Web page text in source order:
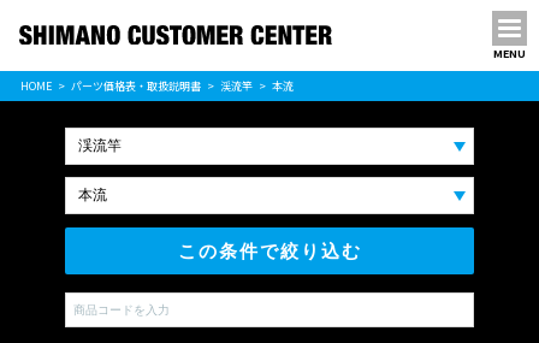
MENU
パーツ価格表
PARTS LIST
HOME パーツ価格表・取扱説明書 渓流竿 本流
この条件で絞り込む